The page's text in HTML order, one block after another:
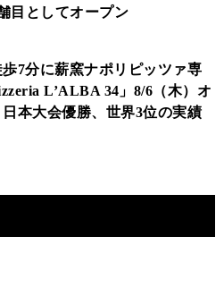
目としてオープン
7分に薪窯ナポリピッツァ専
L’ALBA 34」8/6（木）オ
本大会優勝、世界3位の実績